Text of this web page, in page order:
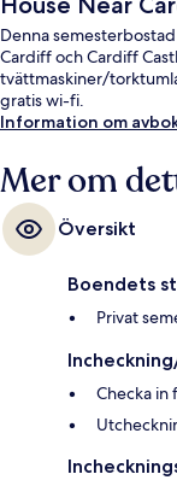
Denna
Cardiff och Cardiff
tvättmaskiner/
gratis wi-fi.
Information om
Mer om
Översikt
Boendets
Privat
Checka in